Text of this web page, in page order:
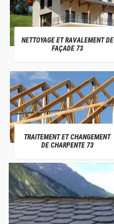
NETTOYAGE ET RAVALEMENT DE
FAÇADE 73
TRAITEMENT ET CHANGEMENT
DE CHARPENTE 73